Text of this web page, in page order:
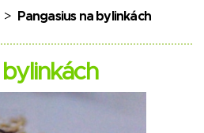
Pangasius na bylinkách